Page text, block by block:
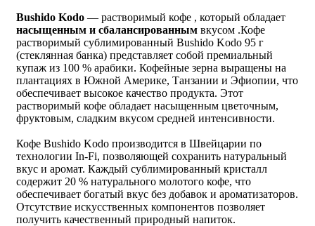
Bushido Kodo — растворимый кофе , который обладает
насыщенным и сбалансированным вкусом .Кофе
растворимый сублимированный Bushido Kodo 95 г
(стеклянная банка) представляет собой премиальный
купаж из 100 % арабики. Кофейные зерна выращены на
плантациях в Южной Америке, Танзании и Эфиопии, что
обеспечивает высокое качество продукта. Этот
растворимый кофе обладает насыщенным цветочным,
фруктовым, сладким вкусом средней интенсивности.
Кофе Bushido Kodo производится в Швейцарии по
технологии In-Fi, позволяющей сохранить натуральный
вкус и аромат. Каждый сублимированный кристалл
содержит 20 % натурального молотого кофе, что
обеспечивает богатый вкус без добавок и ароматизаторов.
Отсутствие искусственных компонентов позволяет
получить качественный природный напиток.